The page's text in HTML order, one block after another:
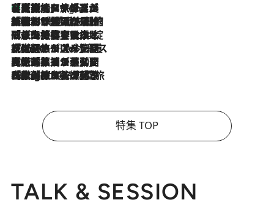
4 Hours Ago
【厳選旅コスメ】「多機能アイテムがメイン！」旅好き美容エディターが選んだ夏旅ベストコスメを発表【Mサイズジップ】
2026.8.6
「荷物が増えるほど旅ストレスは増す」美容ジャーナリストがたどり着いた最終結論。“化粧品を劇的に減らす”感動の凝縮美容とは
2026.8.6
「旅先には金髪ウィッグを持参」日本と同じメイクでは損してる!? 美容ジャーナリストが提案する“掟破りの旅美容”とは
2026.8.6
【厳選旅コスメ】「身軽さ＆UV対策重視！」ヘアアーティストshucoが選んだ夏旅ベストコスメを発表【Mサイズジップ】
2026.8.5
【厳選旅コスメ】国内をあちこち移動する河井菜摘が選んだ夏旅ベストコスメ発表！「リラックスアイテムはマスト」【Mサイズジップ】
2026.8.4
【厳選旅コスメ】「紫外線＆乾燥対策しながらメイク感も！」ヘア＆メイクGeorgeが選んだ夏旅ベストコスメを発表！【Mサイズジップ】
特集 TOP
TALK & SESSION